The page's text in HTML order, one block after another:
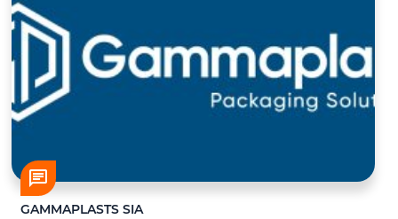
GAMMAPLASTS SIA